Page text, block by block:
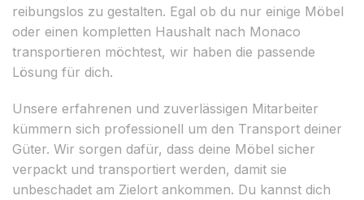
reibungslos zu gestalten. Egal ob du nur einige Möbel
oder einen kompletten Haushalt nach Monaco
transportieren möchtest, wir haben die passende
Lösung für dich.
Unsere erfahrenen und zuverlässigen Mitarbeiter
kümmern sich professionell um den Transport deiner
Güter. Wir sorgen dafür, dass deine Möbel sicher
verpackt und transportiert werden, damit sie
unbeschadet am Zielort ankommen. Du kannst dich